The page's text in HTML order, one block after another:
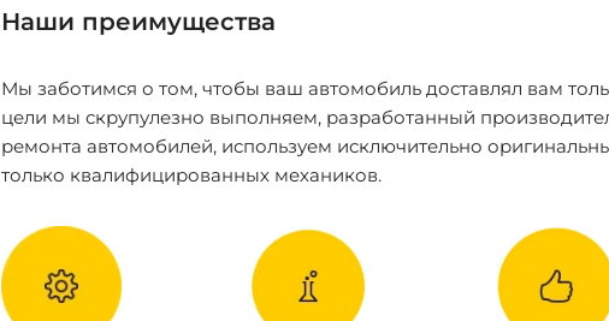
Наши преимущества
Мы заботимся о том, чтобы ваш автомобиль доставлял вам
цели мы скрупулезно выполняем, разработанный
ремонта автомобилей, используем исключительно
только квалифицированных механиков.